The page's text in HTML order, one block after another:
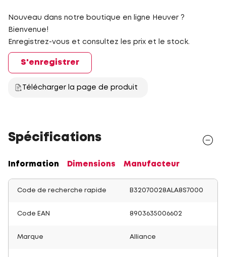
Nouveau dans notre boutique en ligne Heuver ?
Bienvenue!
Enregistrez-vous et consultez les prix et le stock.
S'enregistrer
Télécharger la page de produit
Spécifications
Information Dimensions Manufacteur
Code de recherche rapide B32070028ALA8S7000
Code EAN 8903635006602
Marque Alliance